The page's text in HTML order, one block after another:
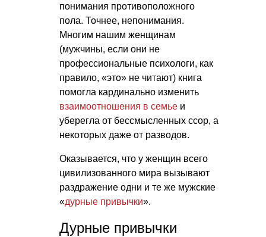
понимания противоположного
пола. Точнее, непонимания.
Многим нашим женщинам
(мужчины, если они не
профессиональные психологи, как
правило, «это» не читают) книга
помогла кардинально изменить
взаимоотношения в семье и
уберегла от бессмысленных ссор, а
некоторых даже от разводов.
Оказывается, что у женщин всего
цивилизованного мира вызывают
раздражение одни и те же мужские
«дурные привычки».
Дурные привычки